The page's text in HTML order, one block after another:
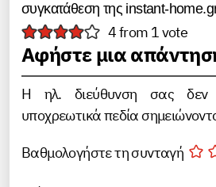
συγκατάθεση της instant-
4 from 1 vote
Αφήστε μια
Η ηλ. διεύθυνση σας δεν
υποχρεωτικά πεδία
Βαθμολογήστε τη συνταγή